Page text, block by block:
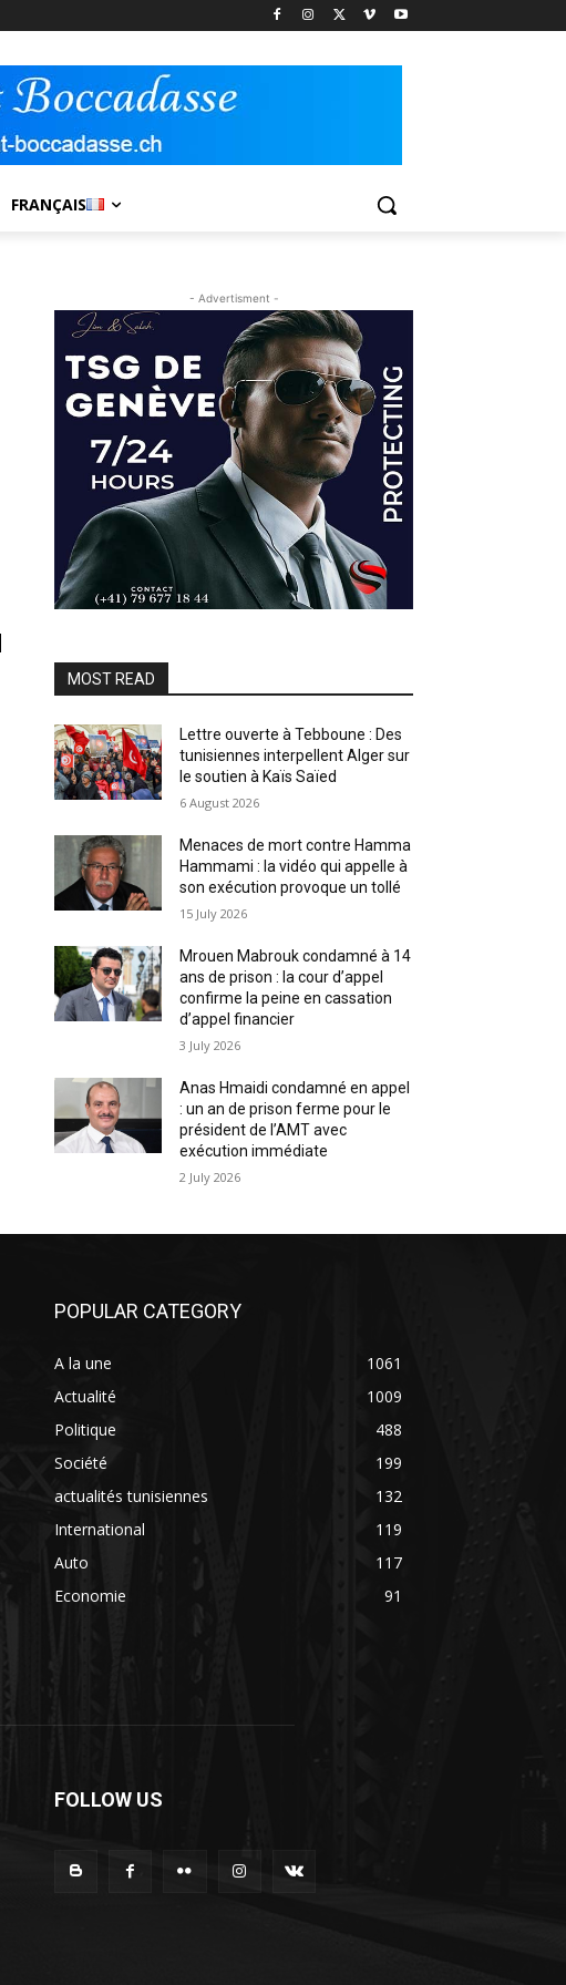
FRANÇAIS
- Advertisment -
MOST READ
Lettre ouverte à Tebboune : Des
tunisiennes interpellent Alger sur
le soutien à Kaïs Saïed
6 August 2026
Menaces de mort contre Hamma
Hammami : la vidéo qui appelle à
son exécution provoque un tollé
15 July 2026
Mrouen Mabrouk condamné à 14
ans de prison : la cour d’appel
confirme la peine en cassation
d’appel financier
3 July 2026
Anas Hmaidi condamné en appel
: un an de prison ferme pour le
président de l’AMT avec
exécution immédiate
2 July 2026
POPULAR CATEGORY
A la une
1061
Actualité
1009
Politique
488
Société
199
actualités tunisiennes
132
International
119
Auto
117
Economie
91
FOLLOW US